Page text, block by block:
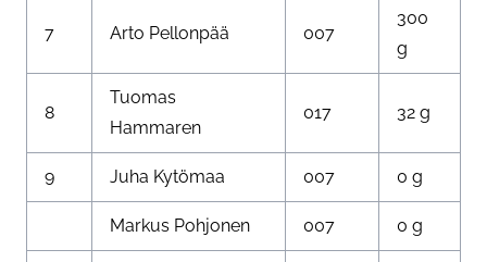
7 Arto Pellonpää 007
300
g
8
Tuomas
Hammaren
017 32 g
9 Juha Kytömaa 007 0 g
Markus Pohjonen 007 0 g